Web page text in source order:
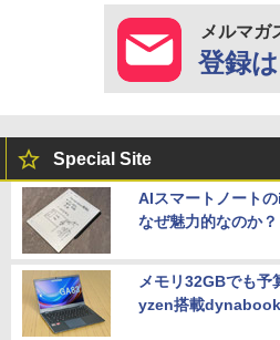
メルマガ
登録
Special Site
AIスマートノート
なぜ魅力的なのか？
メモリ32GBでも予
yzen搭載